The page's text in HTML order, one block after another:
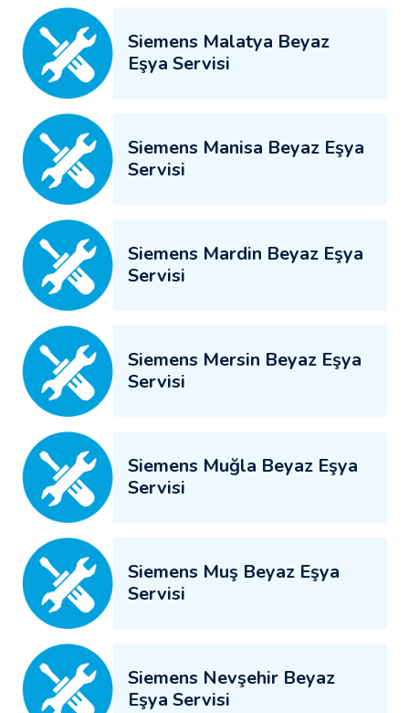
Siemens Malatya Beyaz
Eşya Servisi
Siemens Manisa Beyaz Eşya
Servisi
Siemens Mardin Beyaz Eşya
Servisi
Siemens Mersin Beyaz Eşya
Servisi
Siemens Muğla Beyaz Eşya
Servisi
Siemens Muş Beyaz Eşya
Servisi
Siemens Nevşehir Beyaz
Eşya Servisi